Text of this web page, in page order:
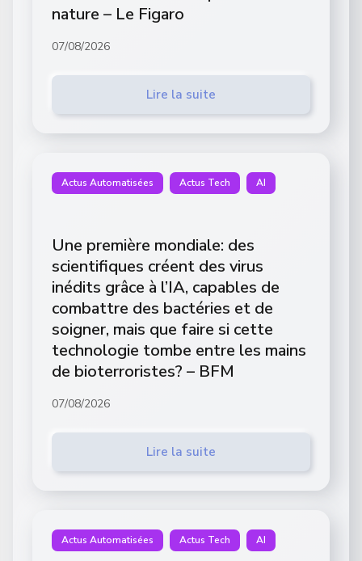
nature – Le Figaro
07/08/2026
Lire la suite
Actus Automatisées Actus Tech AI
Une première mondiale: des
scientifiques créent des virus
inédits grâce à l’IA, capables de
combattre des bactéries et de
soigner, mais que faire si cette
technologie tombe entre les mains
de bioterroristes? – BFM
07/08/2026
Lire la suite
Actus Automatisées Actus Tech AI